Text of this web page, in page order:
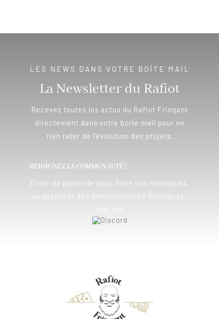
LES NEWS DANS VOTRE BOÎTE MAIL
La Newsletter du Rafiot
Recevez toutes les actus du Rafiot Fringant
directement dans votre boite mail pour ne
rien rater de l’évolution des projets.
REJOIGNEZ LA COMMUNAUTÉ !
Envie de parler de jeux, faire vos remarques,
ou proposer des améliorations ? Rejoignez-